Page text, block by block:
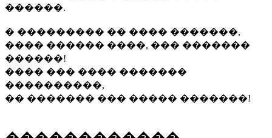
������.
� ��������� �� ���� �������,
���� ������ ����, ��� �������
������!
���� ��� ���� �������
����������,
�� ������� ��� ����� �������!